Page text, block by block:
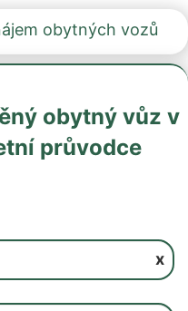
obytných vozů
obytný vůz v
průvodce
x